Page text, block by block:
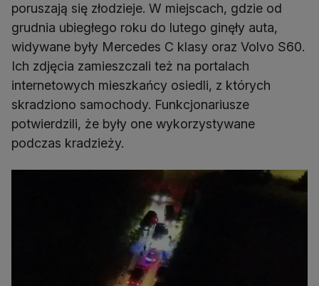
poruszają się złodzieje. W miejscach, gdzie od
grudnia ubiegłego roku do lutego ginęły auta,
widywane były Mercedes C klasy oraz Volvo S60.
Ich zdjęcia zamieszczali też na portalach
internetowych mieszkańcy osiedli, z których
skradziono samochody. Funkcjonariusze
potwierdzili, że były one wykorzystywane
podczas kradzieży.